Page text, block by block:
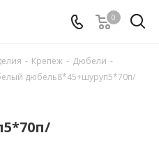
0
- Крепеж - Дюбели -
дюбель8*45+шуруп5*70п/